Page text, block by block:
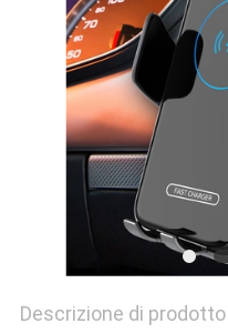
Descrizione di prodotto